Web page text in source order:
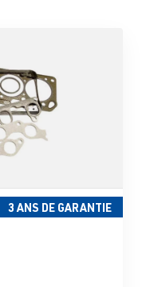
3 ANS DE GARANTIE